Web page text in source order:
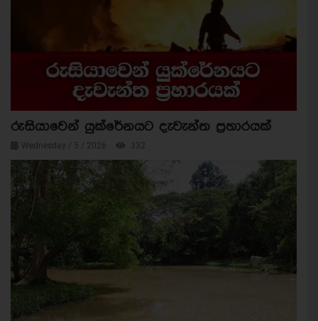
රුසියාවෙන් යුක්රේනයට දැවැන්ත ප්‍රහාරයක්
Wednesday / 5 / 2026 332